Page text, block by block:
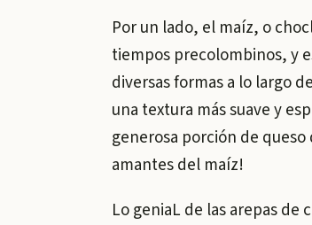
Por un lado, el maíz, o
tiempos precolombinos, y
diversas formas a lo largo
una textura más suave y
generosa porción de
amantes del maíz!
Lo geniaL de las arepas de